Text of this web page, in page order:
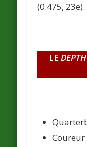
(0.475, 23e).
LE
Coureur